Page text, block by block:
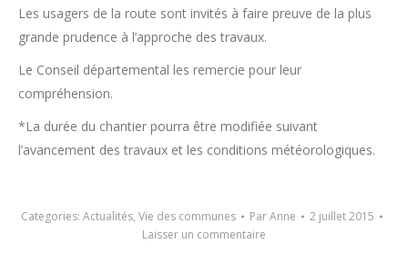
Les usagers de la route sont invités à faire preuve de la plus
grande prudence à l’approche des travaux.
Le Conseil départemental les remercie pour leur
compréhension.
*La durée du chantier pourra être modifiée suivant
l’avancement des travaux et les conditions météorologiques.
Categories: Actualités, Vie des communes ParAnne
2 juillet 2015
Laisser un commentaire